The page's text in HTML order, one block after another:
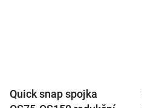
Quick snap spojka